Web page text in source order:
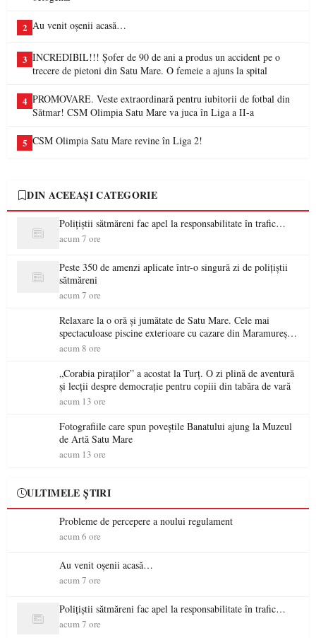
2 Au venit oșenii acasă…
3 INCREDIBIL!!! Șofer de 90 de ani a produs un accident pe o
trecere de pietoni din Satu Mare. O femeie a ajuns la spital
4 PROMOVARE. Veste extraordinară pentru iubitorii de fotbal din
Sătmar! CSM Olimpia Satu Mare va juca în Liga a II-a
5 CSM Olimpia Satu Mare revine în Liga 2!
DIN ACEEAȘI CATEGORIE
Polițiștii sătmăreni fac apel la responsabilitate în trafic…
acum 7 ore
Peste 350 de amenzi aplicate într-o singură zi de polițiștii
sătmăreni
acum 7 ore
Relaxare la o oră și jumătate de Satu Mare. Cele mai
spectaculoase piscine exterioare cu cazare din Maramureș,
ideale pentru o escapadă de vară
acum 8 ore
„Corabia piraților” a acostat la Turț. O zi plină de aventură
și lecții despre democrație pentru copiii din tabăra de vară
acum 13 ore
Fotografiile care spun poveștile Banatului ajung la Muzeul
de Artă Satu Mare
acum 13 ore
ULTIMELE ȘTIRI
Probleme de percepere a noului regulament
acum 6 ore
Au venit oșenii acasă…
acum 7 ore
Polițiștii sătmăreni fac apel la responsabilitate în trafic…
acum 7 ore